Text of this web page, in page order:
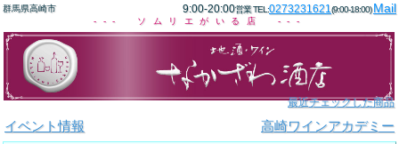
群馬県高崎市 9:00-20:00営業 TEL:0273231621(9:00-18:00)Mail
--- ソムリエがいる店 ---
最近チェックした商品
イベント情報 高崎ワインアカデミー